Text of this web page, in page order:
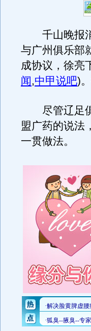
千山晚报消
与广州俱乐部
成协议，徐亮
闻,中甲说吧)
尽管辽足俱
盟广药的说法
一贯做法。